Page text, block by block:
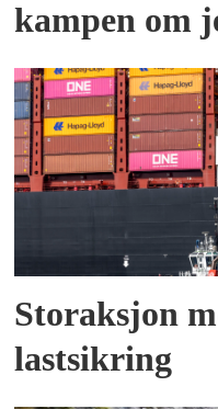
kampen om
Storaksjon
lastsikring